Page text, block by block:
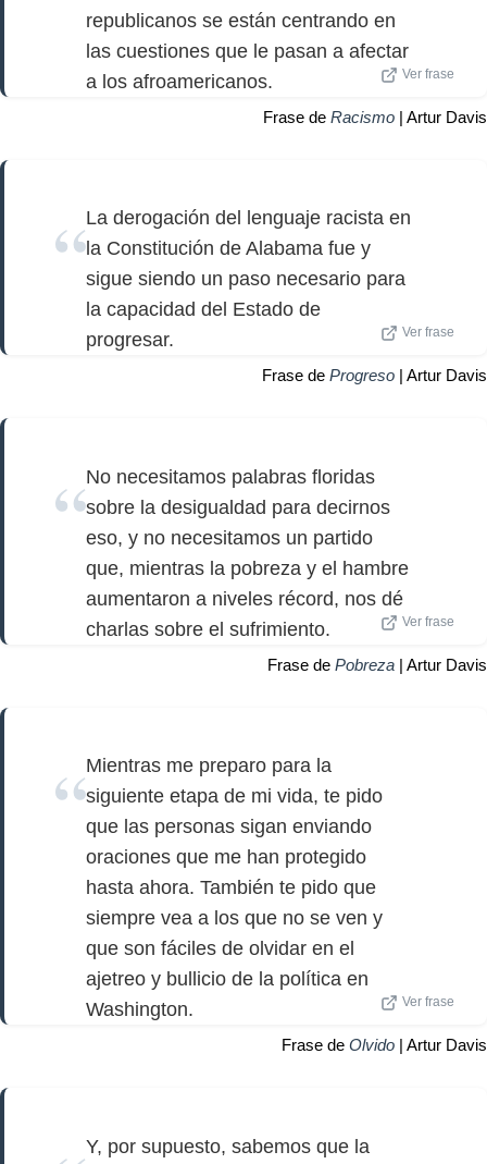
republicanos se están centrando en
las cuestiones que le pasan a afectar
a los afroamericanos.
Ver frase
Frase de Racismo | Artur Davis
La derogación del lenguaje racista en
la Constitución de Alabama fue y
sigue siendo un paso necesario para
la capacidad del Estado de
progresar.
Ver frase
Frase de Progreso | Artur Davis
No necesitamos palabras floridas
sobre la desigualdad para decirnos
eso, y no necesitamos un partido
que, mientras la pobreza y el hambre
aumentaron a niveles récord, nos dé
charlas sobre el sufrimiento.
Ver frase
Frase de Pobreza | Artur Davis
Mientras me preparo para la
siguiente etapa de mi vida, te pido
que las personas sigan enviando
oraciones que me han protegido
hasta ahora. También te pido que
siempre vea a los que no se ven y
que son fáciles de olvidar en el
ajetreo y bullicio de la política en
Washington.
Ver frase
Frase de Olvido | Artur Davis
Y, por supuesto, sabemos que la